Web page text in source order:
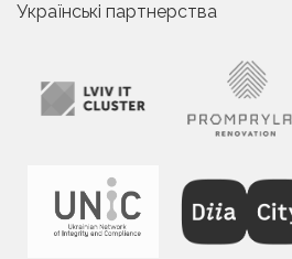
Українські партнерства